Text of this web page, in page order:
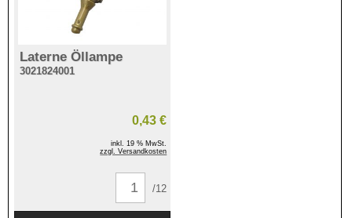
Laterne Öllampe
3021824001
0,43 €
inkl. 19 % MwSt.
zzgl. Versandkosten
/12